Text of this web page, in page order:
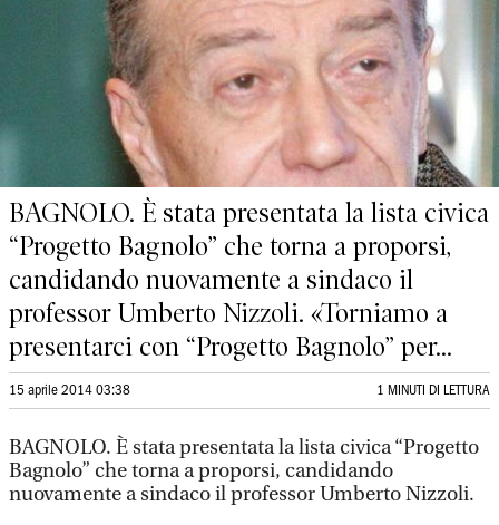
BAGNOLO. È stata presentata la lista civica
“Progetto Bagnolo” che torna a proporsi,
candidando nuovamente a sindaco il
professor Umberto Nizzoli. «Torniamo a
presentarci con “Progetto Bagnolo” per...
15 aprile 2014 03:38 1 MINUTI DI LETTURA
BAGNOLO. È stata presentata la lista civica “Progetto
Bagnolo” che torna a proporsi, candidando
nuovamente a sindaco il professor Umberto Nizzoli.